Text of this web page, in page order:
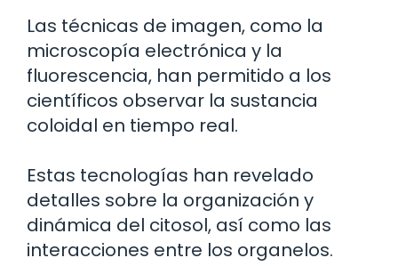
Las técnicas de imagen, como la
microscopía electrónica y la
fluorescencia, han permitido a los
científicos observar la sustancia
coloidal en tiempo real.
Estas tecnologías han revelado
detalles sobre la organización y
dinámica del citosol, así como las
interacciones entre los organelos.